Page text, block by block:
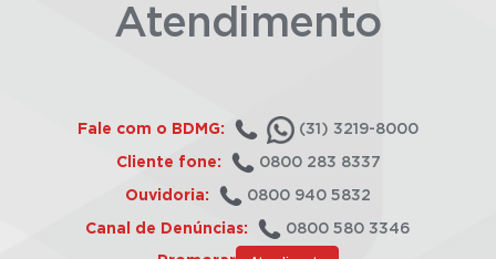
Atendimento
Fale com o BDMG: (31) 3219-8000
Cliente fone: 0800 283 8337
Ouvidoria: 0800 940 5832
Canal de Denúncias: 0800 580 3346